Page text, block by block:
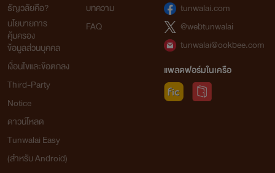
ธัญวลัยคือ?
นโยบายการ
คุ้มครอง
ข้อมูลส่วนบุคคล
เงื่อนไขและข้อตกลง
Third-Party
Notice
ดาวน์โหลด
Tunwalai Easy
(สำหรับ Android)
บทความ
FAQ
tunwalai.com
@webtunwalai
tunwalai@ookbee.com
แพลตฟอร์มในเครือ